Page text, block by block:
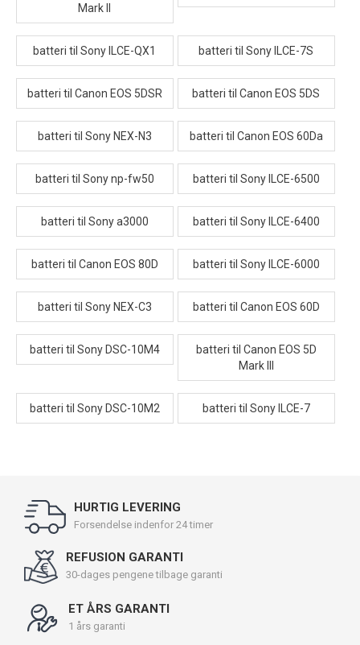
Mark II
batteri til Sony ILCE-QX1 batteri til Sony ILCE-7S
batteri til Canon EOS 5DSR batteri til Canon EOS 5DS
batteri til Sony NEX-N3 batteri til Canon EOS 60Da
batteri til Sony np-fw50 batteri til Sony ILCE-6500
batteri til Sony a3000 batteri til Sony ILCE-6400
batteri til Canon EOS 80D batteri til Sony ILCE-6000
batteri til Sony NEX-C3 batteri til Canon EOS 60D
batteri til Sony DSC-10M4
batteri til Canon EOS 5D
Mark III
batteri til Sony DSC-10M2 batteri til Sony ILCE-7
HURTIG LEVERING
Forsendelse indenfor 24 timer
REFUSION GARANTI
30-dages pengene tilbage garanti
ET ÅRS GARANTI
1 års garanti